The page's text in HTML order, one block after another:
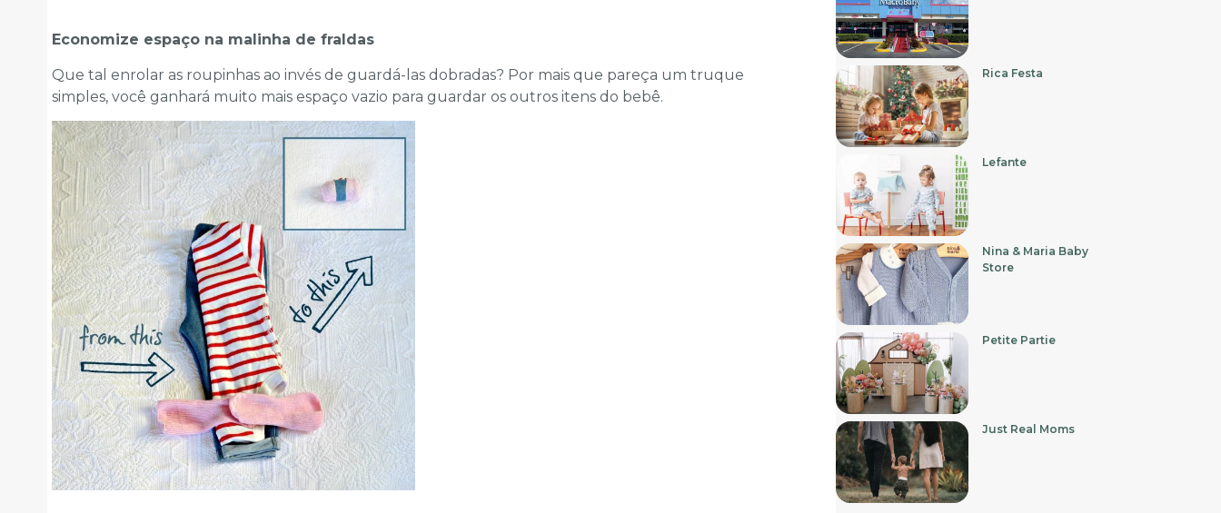
Economize espaço na malinha de fraldas
Que tal enrolar as roupinhas ao invés de guardá-las dobradas? Por mais que pareça um truque
simples, você ganhará muito mais espaço vazio para guardar os outros itens do bebê.
Rica Festa
Lefante
Nina & Maria Baby
Store
Petite Partie
Just Real Moms